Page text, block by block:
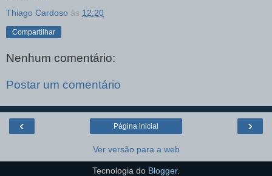
Thiago Cardoso às 12:20
Compartilhar
Nenhum comentário:
Postar um comentário
‹ ›
Página inicial
Ver versão para a web
Tecnologia do Blogger.